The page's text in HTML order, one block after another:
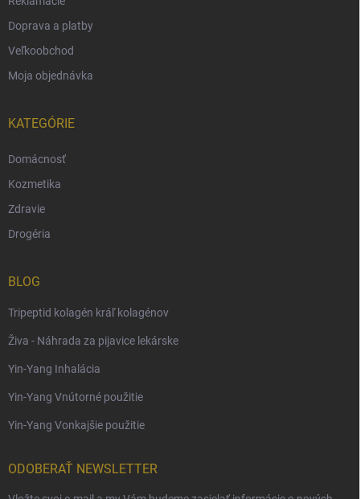
Doprava a platby
Veľkoobchod
Moja objednávka
KATEGÓRIE
Domácnosť
Kozmetika
Zdravie
Drogéria
BLOG
Tripeptid kolagén kráľ kolagénov
Živa - Náhrada za pijavice lekárske
Yin-Yang Inhalácia
Yin-Yang Vnútorné použitie
Yin-Yang Vonkajšie použitie
ODOBERAŤ NEWSLETTER